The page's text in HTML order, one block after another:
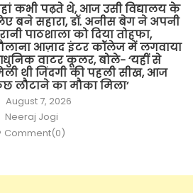
कभी पढ़ते थे, आज उसी विद्यालय के
बने सहारा, डॉ. अनीस बेग ने अपनी
पाठशाला को दिया तोहफा,
आज़ाद इंटर कॉलेज में लगवाया
वाटर कूलर, बोले- ‘यहीं से
थी जिंदगी की पहली सीख, आज
लौटाने का मौका मिला’
Posted
on
August 7, 2026
Author
Neeraj Jogi
Comment(0)